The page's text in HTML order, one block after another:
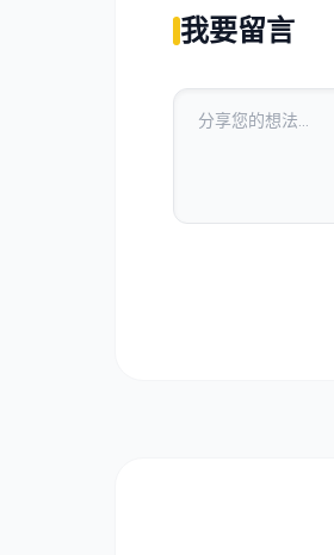
我要留言